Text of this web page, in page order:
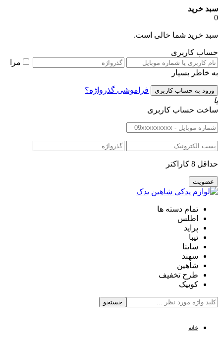
سبد خرید
0
سبد خرید شما خالی است.
حساب کاربری
مرا
به خاطر بسپار
فراموشی گذرواژه؟
یا
ساخت حساب کاربری
حداقل 8 کاراکتر
تمام دسته ها
اطلس
پراید
تیبا
ساینا
سهند
شاهین
طرح تخفیف
کوییک
جستجو
خانه